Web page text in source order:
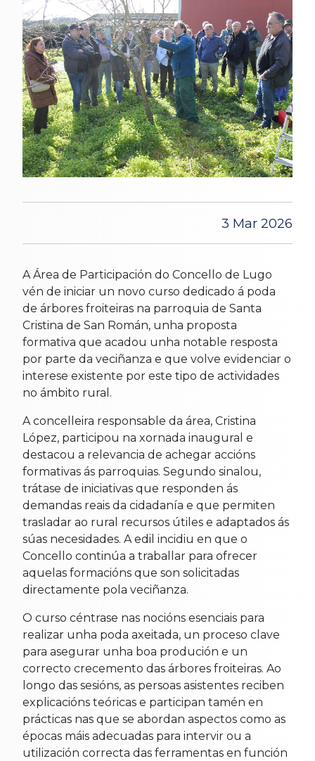
3 Mar 2026
A Área de Participación do Concello de Lugo
vén de iniciar un novo curso dedicado á poda
de árbores froiteiras na parroquia de Santa
Cristina de San Román, unha proposta
formativa que acadou unha notable resposta
por parte da veciñanza e que volve evidenciar o
interese existente por este tipo de actividades
no ámbito rural.
A concelleira responsable da área, Cristina
López, participou na xornada inaugural e
destacou a relevancia de achegar accións
formativas ás parroquias. Segundo sinalou,
trátase de iniciativas que responden ás
demandas reais da cidadanía e que permiten
trasladar ao rural recursos útiles e adaptados ás
súas necesidades. A edil incidiu en que o
Concello continúa a traballar para ofrecer
aquelas formacións que son solicitadas
directamente pola veciñanza.
O curso céntrase nas nocións esenciais para
realizar unha poda axeitada, un proceso clave
para asegurar unha boa produción e un
correcto crecemento das árbores froiteiras. Ao
longo das sesións, as persoas asistentes reciben
explicacións teóricas e participan tamén en
prácticas nas que se abordan aspectos como as
épocas máis adecuadas para intervir ou a
utilización correcta das ferramentas en función